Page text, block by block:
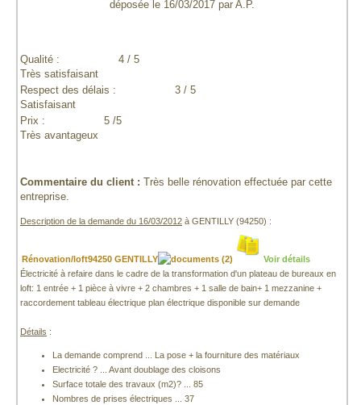
déposée le 16/03/2017 par A.P.
Qualité :
4 / 5
Très satisfaisant
Respect des délais :
3 / 5
Satisfaisant
Prix :
5 /5
Très avantageux
Commentaire du client :
Très belle rénovation effectuée par cette
entreprise.
Description de la demande du 16/03/2012 à GENTILLY (94250) :
Rénovation/loft94250 GENTILLY (2)
Voir détails
Électricité à refaire dans le cadre de la transformation d'un plateau de bureaux en
loft: 1 entrée + 1 pièce à vivre + 2 chambres + 1 salle de bain+ 1 mezzanine +
raccordement tableau électrique plan électrique disponible sur demande
Détails :
La demande comprend ... La pose + la fourniture des matériaux
Electricité ? ... Avant doublage des cloisons
Surface totale des travaux (m2)? ... 85
Nombres de prises électriques ... 37